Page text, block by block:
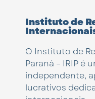
Instituto de
O Instituto de
Paraná – IRIP é
independente,
lucrativos